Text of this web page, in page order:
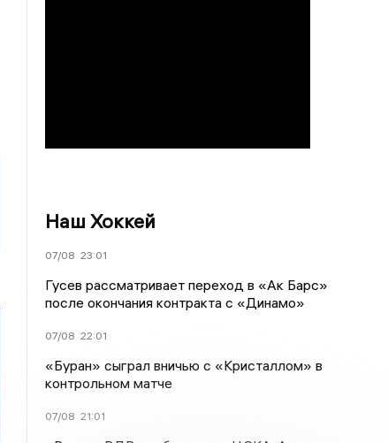
Наш Хоккей
07/08 23:01
Гусев рассматривает переход в «Ак Барс»
после окончания контракта с «Динамо»
07/08 22:01
«Буран» сыграл вничью с «Кристаллом» в
контрольном матче
07/08 21:01